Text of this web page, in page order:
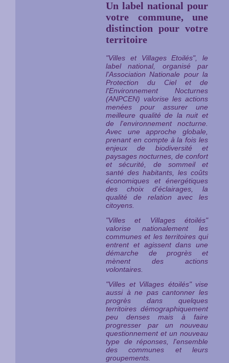
Un label national pour
votre commune, une
distinction pour votre
territoire
"Villes et Villages Etoilés", le
label national, organisé par
l'Association Nationale pour la
Protection du Ciel et de
l'Environnement Nocturnes
(ANPCEN) valorise les actions
menées pour assurer une
meilleure qualité de la nuit et
de l'environnement nocturne.
Avec une approche globale,
prenant en compte à la fois les
enjeux de biodiversité et
paysages nocturnes, de confort
et sécurité, de sommeil et
santé des habitants, les coûts
économiques et énergétiques
des choix d'éclairages, la
qualité de relation avec les
citoyens.
"Villes et Villages étoilés"
valorise nationalement les
communes et les territoires qui
entrent et agissent dans une
démarche de progrès et
mènent des actions
volontaires.
"Villes et Villages étoilés" vise
aussi à ne pas cantonner les
progrès dans quelques
territoires démographiquement
peu denses mais à faire
progresser par un nouveau
questionnement et un nouveau
type de réponses, l'ensemble
des communes et leurs
groupements.